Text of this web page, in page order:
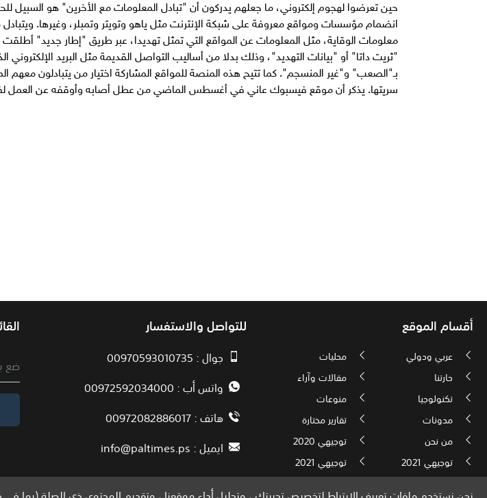
حين تعرضوا لهجوم إلكتروني، ما جعلهم يدركون أن "تبادل المعلومات مع الأخرين" هو السبيل
انضمام مؤسسات ومواقع معروفة على شبكة الإنترنت مثل ياهو وتويتر وتمبلر، وغيرها.
معلومات الوقاية، مثل المعلومات عن المواقع التي تمثل تهديدا، عبر طريق "إطار جديد"
"ثريت داتا" أو "بيانات التهديد"، وذلك بدلا من أساليب التواصل القديمة مثل البريد
بـ"الصعب" و"غير المنسجم". كما تتيح هذه المنصة للمواقع المشاركة اختيار من يتبادلون معهم
سريتها. يذكر أن موقع فيسبوك عاني في أغسطس الماضي من عطل أصابه وأوقفه عن العمل
أقسام الموقع
عربي ودولي
محليات
حارتنا
مقالات وآراء
تكنولوجيا
منوعات
مدونات
تقارير مختارة
من نحن
توجيهي 2020
توجيهي 2021
توجيهي 2021
للتواصل والاستفسار
جوال : 00970593010735
واتس أب : 00972592034000
هاتف : 00972082886017
ايميل :info@paltimes.ps